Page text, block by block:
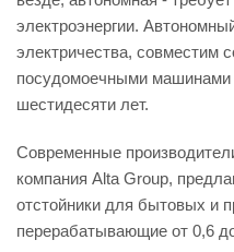
электроэнергии.
электричества, совместим
посудомоечными машинами
шестидесяти лет.
Современные
компания Alta Group,
отстойники для бытовых и
перерабатывающие от 0,6